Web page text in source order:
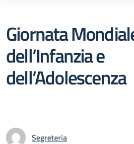
Giornata
dell’Infanzia e
dell’Adolescenza
Segreteria